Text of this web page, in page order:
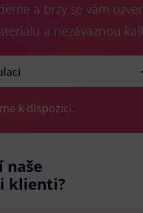
a brzy se vám
a nezávaznou
k dispozici.
naše
klienti?